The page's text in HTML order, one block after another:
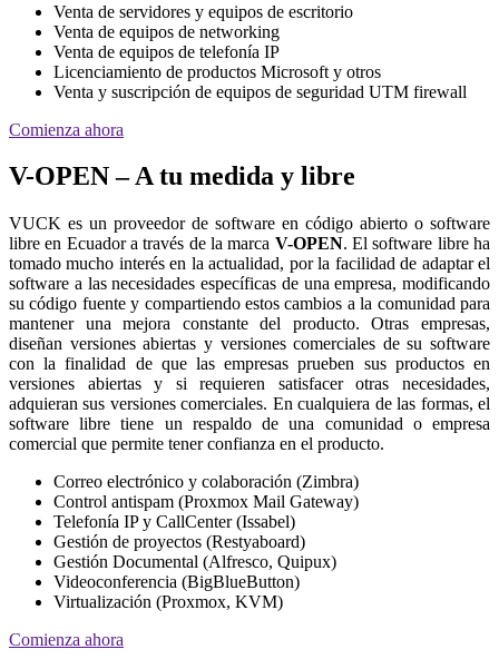
Venta de servidores y equipos de escritorio
Venta de equipos de networking
Venta de equipos de telefonía IP
Licenciamiento de productos Microsoft y otros
Venta y suscripción de equipos de seguridad UTM firewall
Comienza ahora
V-OPEN – A tu medida y libre
VUCK es un proveedor de software en código abierto o software
libre en Ecuador a través de la marca V-OPEN. El software libre ha
tomado mucho interés en la actualidad, por la facilidad de adaptar el
software a las necesidades específicas de una empresa, modificando
su código fuente y compartiendo estos cambios a la comunidad para
mantener una mejora constante del producto. Otras empresas,
diseñan versiones abiertas y versiones comerciales de su software
con la finalidad de que las empresas prueben sus productos en
versiones abiertas y si requieren satisfacer otras necesidades,
adquieran sus versiones comerciales. En cualquiera de las formas, el
software libre tiene un respaldo de una comunidad o empresa
comercial que permite tener confianza en el producto.
Correo electrónico y colaboración (Zimbra)
Control antispam (Proxmox Mail Gateway)
Telefonía IP y CallCenter (Issabel)
Gestión de proyectos (Restyaboard)
Gestión Documental (Alfresco, Quipux)
Videoconferencia (BigBlueButton)
Virtualización (Proxmox, KVM)
Comienza ahora